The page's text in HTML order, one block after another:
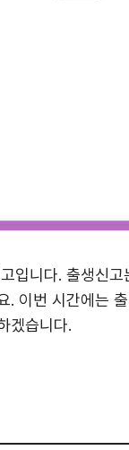
입니다. 출생신
. 이번 시간에는
겠습니다.